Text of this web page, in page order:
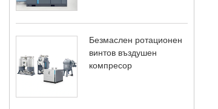
Безмаслен ротационен
винтов въздушен
компресор